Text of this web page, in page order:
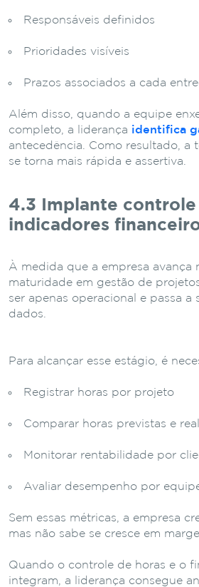
Responsáveis definidos
Prioridades visíveis
Prazos associados a cada
Além disso, quando a equipe
completo, a liderança identifica
antecedência. Como resultado, a
se torna mais rápida e assertiva.
4.3 Implante controle
indicadores
À medida que a empresa avança
maturidade em gestão de
ser apenas operacional e passa a
dados.
Para alcançar esse estágio, é
Registrar horas por projeto
Comparar horas previstas e
Monitorar rentabilidade por
Avaliar desempenho por
Sem essas métricas, a empresa
mas não sabe se cresce em
Quando o controle de horas e o
integram, a liderança consegue